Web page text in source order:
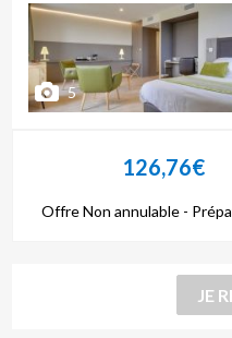
5
126,76€
Offre Non annulable -